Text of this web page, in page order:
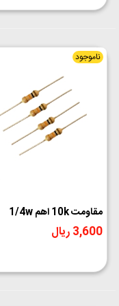
ناموجود
مقاومت 10k اهم 1/4w
3,600 ریال